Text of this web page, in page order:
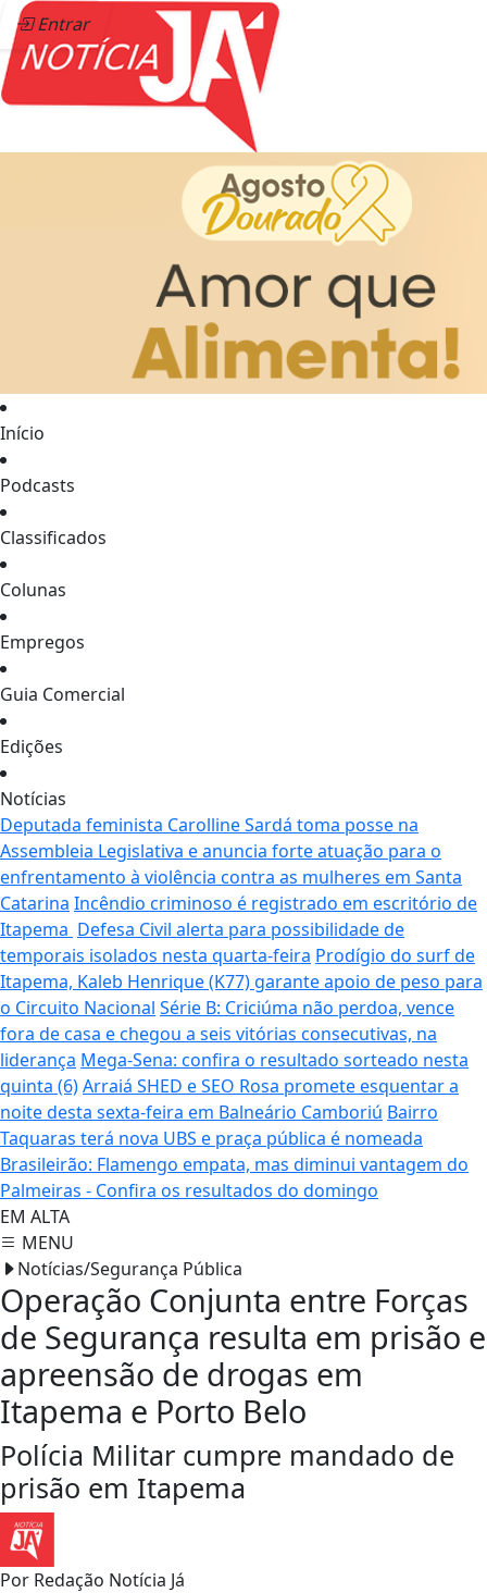
Entrar
Início
Podcasts
Classificados
Colunas
Empregos
Guia Comercial
Edições
Notícias
Deputada feminista Carolline Sardá toma posse na
Assembleia Legislativa e anuncia forte atuação para o
enfrentamento à violência contra as mulheres em Santa
Catarina Incêndio criminoso é registrado em escritório de
Itapema Defesa Civil alerta para possibilidade de
temporais isolados nesta quarta-feira Prodígio do surf de
Itapema, Kaleb Henrique (K77) garante apoio de peso para
o Circuito Nacional Série B: Criciúma não perdoa, vence
fora de casa e chegou a seis vitórias consecutivas, na
liderança Mega-Sena: confira o resultado sorteado nesta
quinta (6)Arraiá SHED e SEO Rosa promete esquentar a
noite desta sexta-feira em Balneário Camboriú Bairro
Taquaras terá nova UBS e praça pública é nomeada
Brasileirão: Flamengo empata, mas diminui vantagem do
Palmeiras - Confira os resultados do domingo
EM ALTA
MENU
Notícias/Segurança Pública
Operação Conjunta entre Forças
de Segurança resulta em prisão e
apreensão de drogas em
Itapema e Porto Belo
Polícia Militar cumpre mandado de
prisão em Itapema
Por Redação Notícia Já